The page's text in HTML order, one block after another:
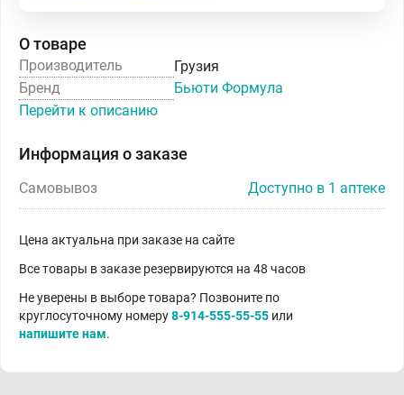
О товаре
Производитель
Грузия
Бренд
Бьюти Формула
Перейти к описанию
Информация о заказе
Самовывоз Доступно в 1 аптеке
Цена актуальна при заказе на сайте
Все товары в заказе резервируются на 48 часов
Не уверены в выборе товара? Позвоните по
круглосуточному номеру8-914-555-55-55 или
напишите нам.